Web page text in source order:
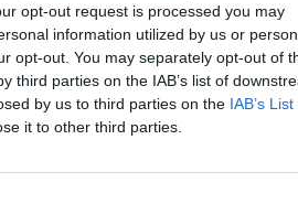
opt-out request is processed you may
information utilized by us or
opt-out. You may separately opt-out of
third parties on the IAB’s list of
by us to third parties on the IAB’s
it to other third parties.
Cím: Müller Márta
Nagyházi Galéria és
1055 Budapest,
Telefon: +361 475
Weboldal:
színvonalú festmények és
tárgyak értékesítése és